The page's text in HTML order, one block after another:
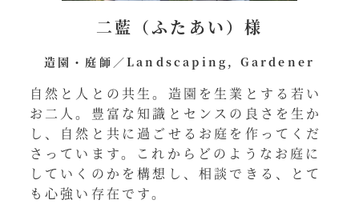
二藍（ふたあい）様
造園・庭師／Landscaping, Gardener
自然と人との共生。造園を生業とする若い
お二人。豊富な知識とセンスの良さを生か
し、自然と共に過ごせるお庭を作ってくだ
さっています。これからどのようなお庭に
していくのかを構想し、相談できる、とて
も心強い存在です。